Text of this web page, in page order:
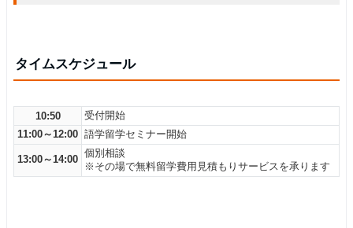
タイムスケジュール
10:50
受付開始
11:00～12:00 語学留学セミナー開始
13:00～14:00
個別相談
※その場で無料留学費用見積もりサービスを承ります